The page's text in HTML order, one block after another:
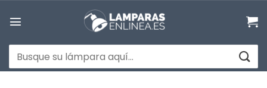
Buscar
por: